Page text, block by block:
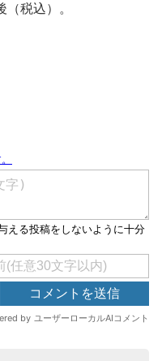
税込）。